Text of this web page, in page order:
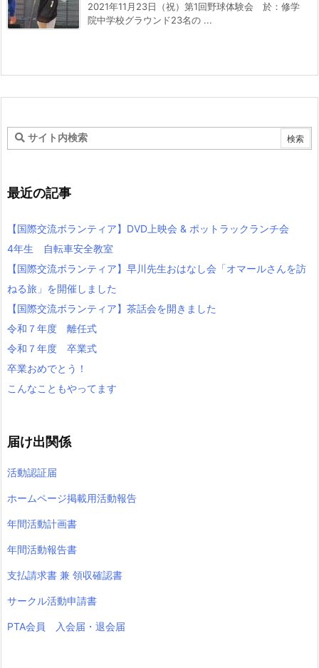
2021年11月23日（祝）第1回野球体験会 於：修学
院中学校グラウンド23名の ...
最近の記事
【国際交流ボランティア】DVD上映会 & ポットラックランチ会
4年生 自転車安全教室
【国際交流ボランティア】早川先生おはなし会「オマールさんを訪
ねる旅」を開催しました
【国際交流ボランティア】茶話会を開きました
令和７年度 離任式
令和７年度 卒業式
卒業おめでとう！
こんなこともやってます
届け出関係
活動認証届
ホームページ掲載用活動報告
年間活動計画書
年間活動報告書
支払請求書 兼 領収確認書
サークル活動申請書
PTA会員 入会届・退会届